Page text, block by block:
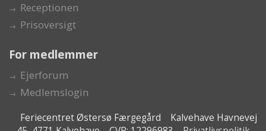
Receptionen
Prisoversigt
For medlemmer
Ejerforum
Medlemslogin
Feriecentret Østersø Færgegård Kalvehave Havnevej